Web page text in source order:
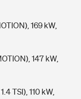
169 kW,
147 kW,
TSI), 110 kW,